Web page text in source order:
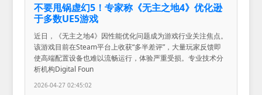
不要甩锅虚幻5！专家称《无主之地4》优化逊
于多数UE5游戏
近日，《无主之地4》因性能优化问题成为游戏行业关注焦点。
该游戏目前在Steam平台上收获“多半差评”，大量玩家反馈即
使高端配置设备也难以流畅运行，体验严重受损。专业技术分
析机构Digital Foun
2026-04-27 02:45:02